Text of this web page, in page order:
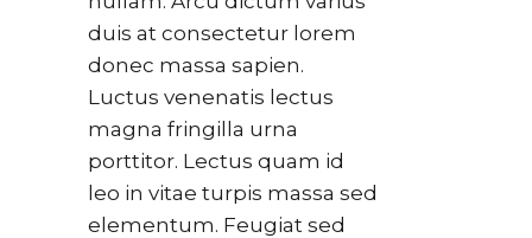
duis at consectetur lorem
donec massa sapien.
Luctus venenatis lectus
magna fringilla urna
porttitor. Lectus quam id
leo in vitae turpis massa sed
elementum. Feugiat sed